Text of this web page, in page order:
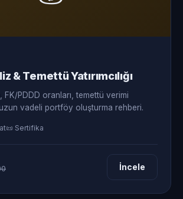
& Temettü Yatırımcılığı
FK/PDDD oranları, temettü verimi
vadeli portföy oluşturma rehberi.
📜 Sertifika
İncele